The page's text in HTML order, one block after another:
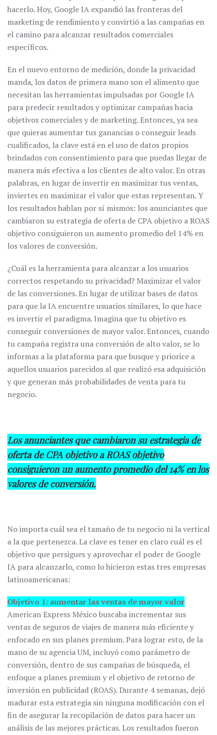
hacerlo. Hoy, Google IA expandió las fronteras del
marketing de rendimiento y convirtió a las campañas en
el camino para alcanzar resultados comerciales
específicos.
En el nuevo entorno de medición, donde la privacidad
manda, los datos de primera mano son el alimento que
necesitan las herramientas impulsadas por Google IA
para predecir resultados y optimizar campañas hacia
objetivos comerciales y de marketing. Entonces, ya sea
que quieras aumentar tus ganancias o conseguir leads
cualificados, la clave está en el uso de datos propios
brindados con consentimiento para que puedas llegar de
manera más efectiva a los clientes de alto valor. En otras
palabras, en lugar de invertir en maximizar tus ventas,
inviertes en maximizar el valor que estas representan. Y
los resultados hablan por sí mismos: los anunciantes que
cambiaron su estrategia de oferta de CPA objetivo a ROAS
objetivo consiguieron un aumento promedio del 14% en
los valores de conversión.
¿Cuál es la herramienta para alcanzar a los usuarios
correctos respetando su privacidad? Maximizar el valor
de las conversiones. En lugar de utilizar bases de datos
para que la IA encuentre usuarios similares, lo que hace
es invertir el paradigma. Imagina que tu objetivo es
conseguir conversiones de mayor valor. Entonces, cuando
tu campaña registra una conversión de alto valor, se lo
informas a la plataforma para que busque y priorice a
aquellos usuarios parecidos al que realizó esa adquisición
y que generan más probabilidades de venta para tu
negocio.
Los anunciantes que cambiaron su estrategia de
oferta de CPA objetivo a ROAS objetivo
consiguieron un aumento promedio del 14% en los
valores de conversión.
No importa cuál sea el tamaño de tu negocio ni la vertical
a la que pertenezca. La clave es tener en claro cuál es el
objetivo que persigues y aprovechar el poder de Google
IA para alcanzarlo, como lo hicieron estas tres empresas
latinoamericanas:
Objetivo 1: aumentar las ventas de mayor valor
American Express México buscaba incrementar sus
ventas de seguros de viajes de manera más eficiente y
enfocado en sus planes premium. Para lograr esto, de la
mano de su agencia UM, incluyó como parámetro de
conversión, dentro de sus campañas de búsqueda, el
enfoque a planes premium y el objetivo de retorno de
inversión en publicidad (ROAS). Durante 4 semanas, dejó
madurar esta estrategia sin ninguna modificación con el
fin de asegurar la recopilación de datos para hacer un
análisis de las mejores prácticas. Los resultados fueron